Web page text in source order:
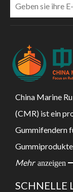
China Marine
(CMR) ist ein
Gummifendern
Mehr anzeigen
SCHNELLE